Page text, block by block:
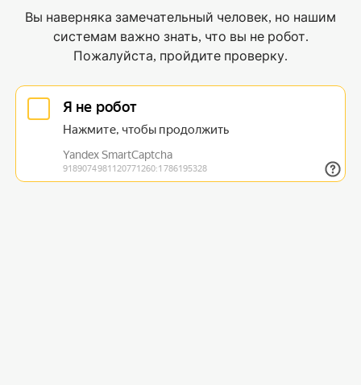
Вы наверняка замечательный человек, но нашим
системам важно знать, что вы не робот.
Пожалуйста, пройдите проверку.